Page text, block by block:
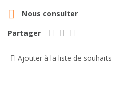
 Nous consulter
Partager
Ajouter à la liste de souhaits